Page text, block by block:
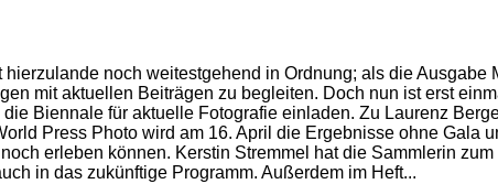
noch weitestgehend in Ordnung; als die
mit aktuellen Beiträgen zu begleiten. Doch nun ist erst
Biennale für aktuelle Fotografie einladen. Zu Laurenz
Press Photo wird am 16. April die Ergebnisse ohne Gala
erleben können. Kerstin Stremmel hat die Sammlerin
in das zukünftige Programm. Außerdem im Heft...